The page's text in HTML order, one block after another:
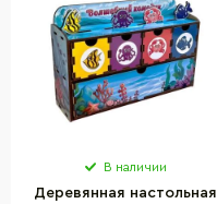
В наличии
Деревянная настольная